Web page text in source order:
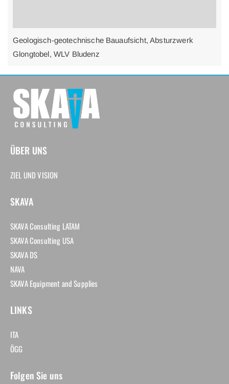
Geologisch-geotechnische Bauaufsicht, Absturzwerk
Glongtobel, WLV Bludenz
ÜBER UNS
ZIEL UND VISION
SKAVA
SKAVA Consulting LATAM
SKAVA Consulting USA
SKAVA DS
NAVA
SKAVA Equipment and Supplies
LINKS
ITA
ÖGG
Folgen Sie uns